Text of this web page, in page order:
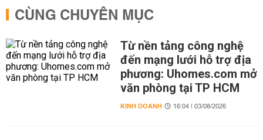
CÙNG CHUYÊN MỤC
Từ nền tảng công nghệ
đến mạng lưới hỗ trợ địa
phương: Uhomes.com mở
văn phòng tại TP HCM
KINH DOANH 16:04 | 03/08/2026